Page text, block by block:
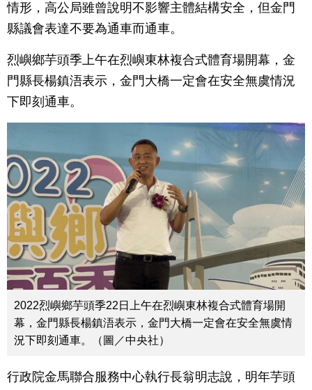
情形，高公局雖曾說明不影響主體結構安全，但金門
縣議會表達不要為通車而通車。
烈嶼鄉芋頭季上午在烈嶼東林複合式體育場開幕，金
門縣長楊鎮浯表示，金門大橋一定會在安全無虞情況
下即刻通車。
2022烈嶼鄉芋頭季22日上午在烈嶼東林複合式體育場開
幕，金門縣長楊鎮浯表示，金門大橋一定會在安全無虞情
況下即刻通車。（圖／中央社）
行政院金馬聯合服務中心執行長翁明志說，明年芋頭